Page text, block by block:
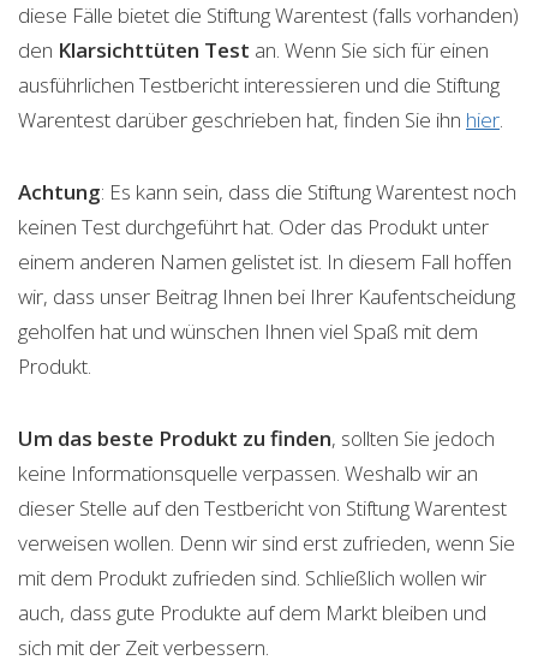
diese Fälle bietet die Stiftung Warentest (falls vorhanden)
den Klarsichttüten Test an. Wenn Sie sich für einen
ausführlichen Testbericht interessieren und die Stiftung
Warentest darüber geschrieben hat, finden Sie ihn hier.
Achtung: Es kann sein, dass die Stiftung Warentest noch
keinen Test durchgeführt hat. Oder das Produkt unter
einem anderen Namen gelistet ist. In diesem Fall hoffen
wir, dass unser Beitrag Ihnen bei Ihrer Kaufentscheidung
geholfen hat und wünschen Ihnen viel Spaß mit dem
Produkt.
Um das beste Produkt zu finden, sollten Sie jedoch
keine Informationsquelle verpassen. Weshalb wir an
dieser Stelle auf den Testbericht von Stiftung Warentest
verweisen wollen. Denn wir sind erst zufrieden, wenn Sie
mit dem Produkt zufrieden sind. Schließlich wollen wir
auch, dass gute Produkte auf dem Markt bleiben und
sich mit der Zeit verbessern.